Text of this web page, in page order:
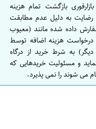
بازگشت تمام هزینه
رضایت به دلیل عدم مطابقت
داده شده مانند (معیوب
درخواست هزینه اضافه توسط
به شرط خرید از درگاه
و مسئولیت خریدهایی که
می شوند را نمی پذیرد.